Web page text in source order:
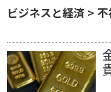
ビジネスと経済 >